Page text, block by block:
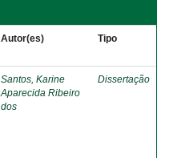
Autor(es) Tipo
Santos, Karine
Aparecida Ribeiro
dos
Dissertação